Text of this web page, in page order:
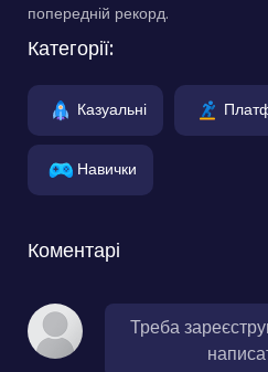
попередній рекорд.
Категорії:
Казуальні
Навички
Коментарі
Треба